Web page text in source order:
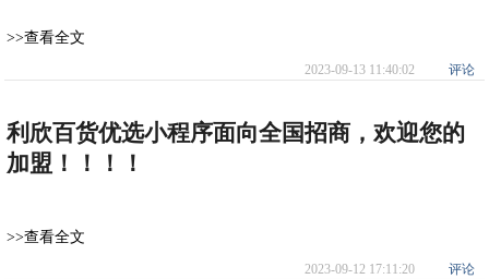
>>查看全文
2023-09-13 11:40:02 评论
利欣百货优选小程序面向全国招商，欢迎您的
加盟！！！！
>>查看全文
2023-09-12 17:11:20 评论